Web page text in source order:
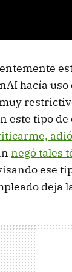
hacía uso
este tipo
negó tales
ese
deja